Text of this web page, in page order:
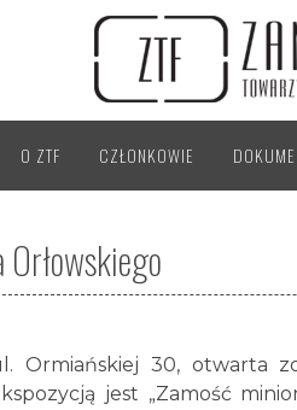
O ZTF CZŁONKOWIE
Ormiańskiej 30, otwarta
jest „Zamość